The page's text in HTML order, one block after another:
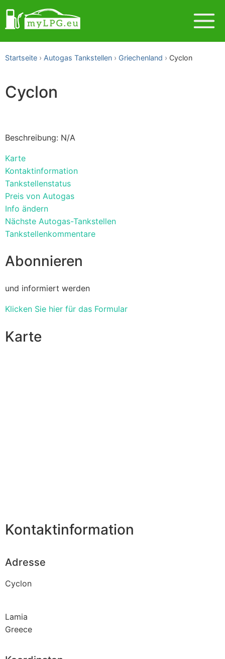
Startseite Autogas Tankstellen Griechenland Cyclon
Cyclon
Beschreibung: N/A
Karte
Kontaktinformation
Tankstellenstatus
Preis von Autogas
Info ändern
Nächste Autogas-Tankstellen
Tankstellenkommentare
Abonnieren
und informiert werden
Klicken Sie hier für das Formular
Karte
Kontaktinformation
Adresse
Cyclon
Lamia
Greece